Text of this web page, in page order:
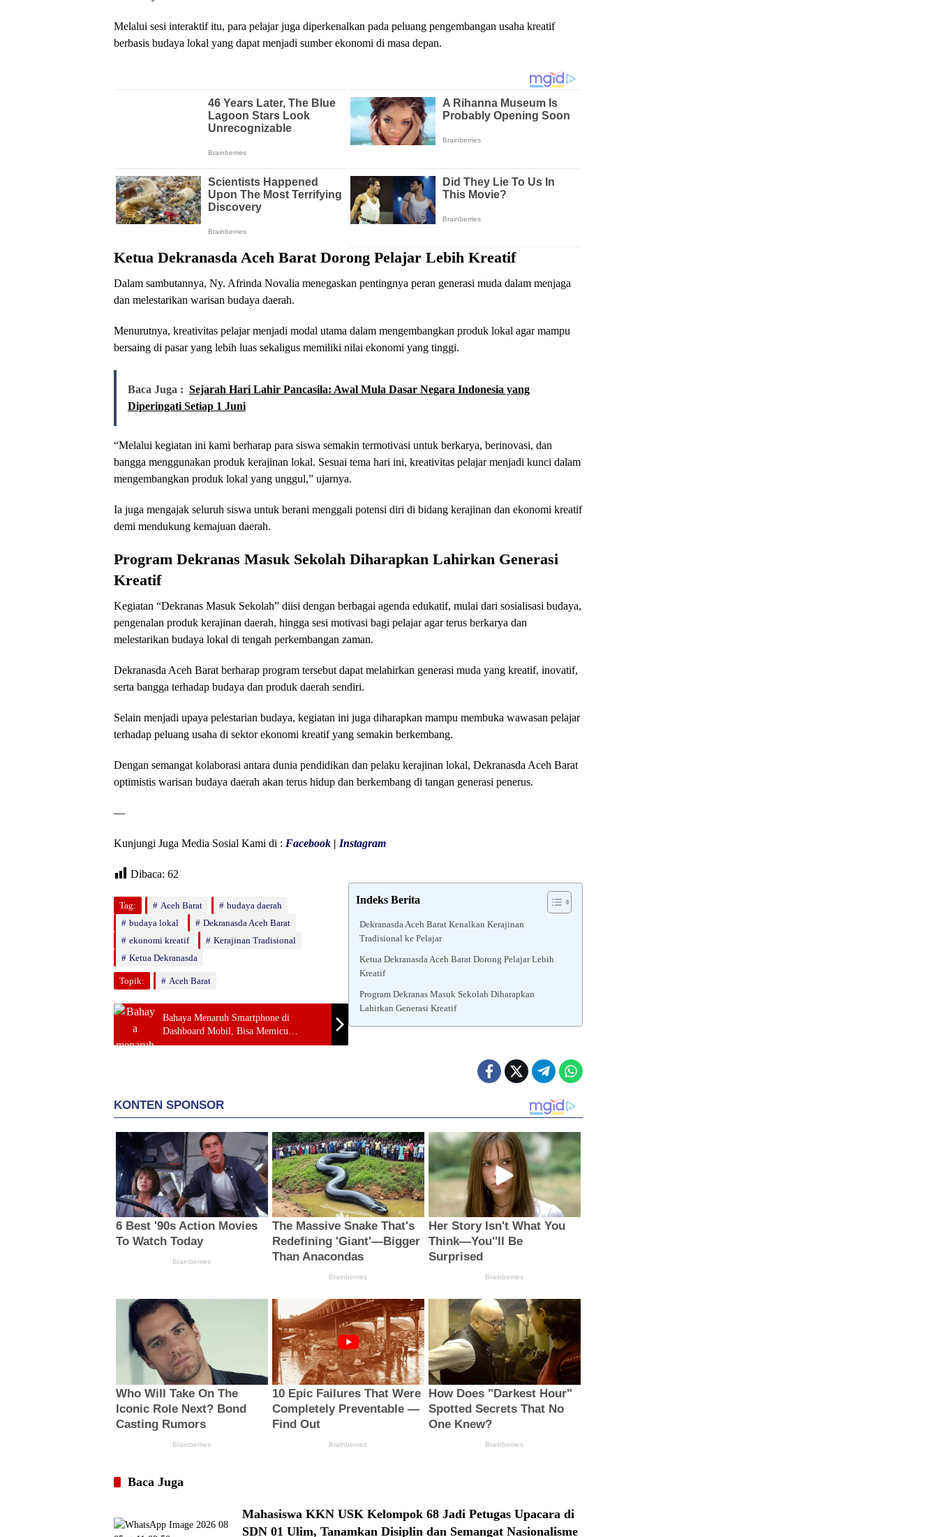
Melalui sesi interaktif itu, para pelajar juga diperkenalkan pada peluang pengembangan usaha kreatif
berbasis budaya lokal yang dapat menjadi sumber ekonomi di masa depan.
Ketua Dekranasda Aceh Barat Dorong Pelajar Lebih Kreatif
Dalam sambutannya, Ny. Afrinda Novalia menegaskan pentingnya peran generasi muda dalam menjaga
dan melestarikan warisan budaya daerah.
Menurutnya, kreativitas pelajar menjadi modal utama dalam mengembangkan produk lokal agar mampu
bersaing di pasar yang lebih luas sekaligus memiliki nilai ekonomi yang tinggi.
Baca Juga : Sejarah Hari Lahir Pancasila: Awal Mula Dasar Negara Indonesia yang
Diperingati Setiap 1 Juni
“Melalui kegiatan ini kami berharap para siswa semakin termotivasi untuk berkarya, berinovasi, dan
bangga menggunakan produk kerajinan lokal. Sesuai tema hari ini, kreativitas pelajar menjadi kunci dalam
mengembangkan produk lokal yang unggul,” ujarnya.
Ia juga mengajak seluruh siswa untuk berani menggali potensi diri di bidang kerajinan dan ekonomi kreatif
demi mendukung kemajuan daerah.
Program Dekranas Masuk Sekolah Diharapkan Lahirkan Generasi
Kreatif
Kegiatan “Dekranas Masuk Sekolah” diisi dengan berbagai agenda edukatif, mulai dari sosialisasi budaya,
pengenalan produk kerajinan daerah, hingga sesi motivasi bagi pelajar agar terus berkarya dan
melestarikan budaya lokal di tengah perkembangan zaman.
Dekranasda Aceh Barat berharap program tersebut dapat melahirkan generasi muda yang kreatif, inovatif,
serta bangga terhadap budaya dan produk daerah sendiri.
Selain menjadi upaya pelestarian budaya, kegiatan ini juga diharapkan mampu membuka wawasan pelajar
terhadap peluang usaha di sektor ekonomi kreatif yang semakin berkembang.
Dengan semangat kolaborasi antara dunia pendidikan dan pelaku kerajinan lokal, Dekranasda Aceh Barat
optimistis warisan budaya daerah akan terus hidup dan berkembang di tangan generasi penerus.
—
Kunjungi Juga Media Sosial Kami di : Facebook | Instagram
Dibaca: 62
Indeks Berita
Dekranasda Aceh Barat Kenalkan Kerajinan
Tradisional ke Pelajar
Ketua Dekranasda Aceh Barat Dorong Pelajar Lebih
Kreatif
Program Dekranas Masuk Sekolah Diharapkan
Lahirkan Generasi Kreatif
Tag: Aceh Barat
budaya daerah
budaya lokal
Dekranasda Aceh Barat
ekonomi kreatif
Kerajinan Tradisional
Ketua Dekranasda
Topik: Aceh Barat
Bahaya Menaruh Smartphone di
Dashboard Mobil, Bisa Memicu
Kerusakan dan Ganggu Keselamatan
Baca Juga
Mahasiswa KKN USK Kelompok 68 Jadi Petugas Upacara di
SDN 01 Ulim, Tanamkan Disiplin dan Semangat Nasionalisme